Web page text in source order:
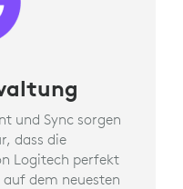
und Sync sorgen
dass die
Logitech perfekt
dem neuesten